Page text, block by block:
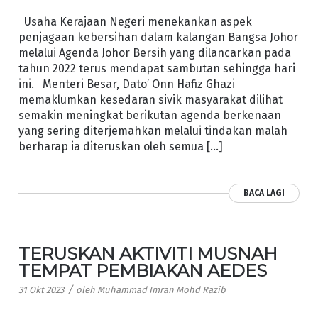
Usaha Kerajaan Negeri menekankan aspek
penjagaan kebersihan dalam kalangan Bangsa Johor
melalui Agenda Johor Bersih yang dilancarkan pada
tahun 2022 terus mendapat sambutan sehingga hari
ini. Menteri Besar, Dato’ Onn Hafiz Ghazi
memaklumkan kesedaran sivik masyarakat dilihat
semakin meningkat berikutan agenda berkenaan
yang sering diterjemahkan melalui tindakan malah
berharap ia diteruskan oleh semua […]
BACA LAGI
TERUSKAN AKTIVITI MUSNAH
TEMPAT PEMBIAKAN AEDES
31 Okt 2023 / oleh Muhammad Imran Mohd Razib